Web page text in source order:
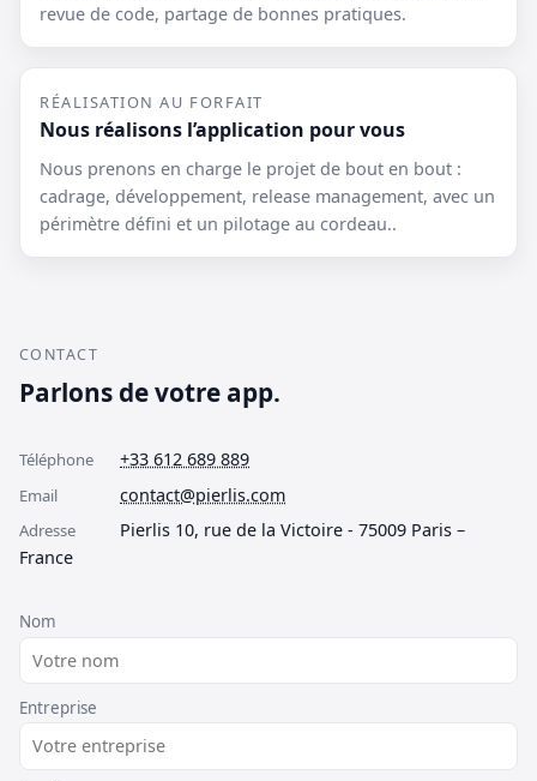
revue de code, partage de bonnes pratiques.
RÉALISATION AU FORFAIT
Nous réalisons l’application pour vous
Nous prenons en charge le projet de bout en bout :
cadrage, développement, release management, avec un
périmètre défini et un pilotage au cordeau..
CONTACT
Parlons de votre app.
Téléphone +33 612 689 889
Email contact@pierlis.com
Adresse
Pierlis 10, rue de la Victoire - 75009 Paris –
France
Nom
Entreprise